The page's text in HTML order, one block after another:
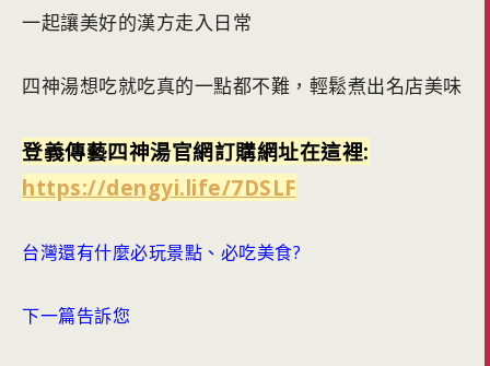
一起讓美好的漢方走入日常
四神湯想吃就吃真的一點都不難，輕鬆煮出名店美味
登義傳藝四神湯官網訂購網址在這裡:
https://dengyi.life/7DSLF
台灣還有什麼必玩景點、必吃美食?
下一篇告訴您